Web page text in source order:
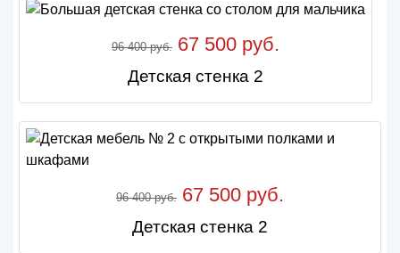
96 400 руб. 67 500 руб.
Детская стенка 2
96 400 руб. 67 500 руб.
Детская стенка 2